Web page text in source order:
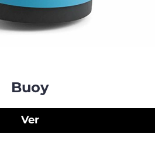
Buoy
Ver